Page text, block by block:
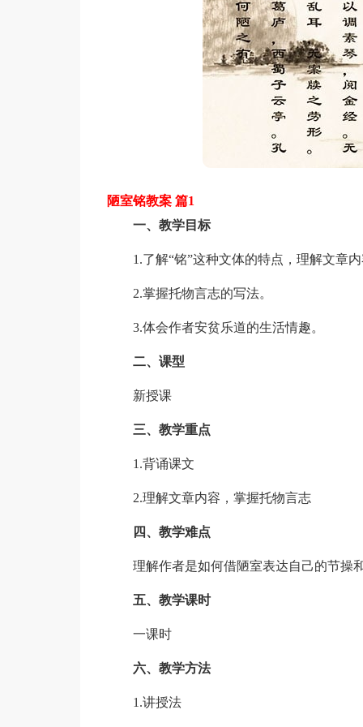
陋室铭教案 篇1
一、教学目标
1.了解“铭”这种文体的特点，理解文章内
2.掌握托物言志的写法。
3.体会作者安贫乐道的生活情趣。
二、课型
新授课
三、教学重点
1.背诵课文
2.理解文章内容，掌握托物言志
四、教学难点
理解作者是如何借陋室表达自己的节操
五、教学课时
一课时
六、教学方法
1.讲授法